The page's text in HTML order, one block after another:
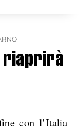
riaprirà
con l’Italia